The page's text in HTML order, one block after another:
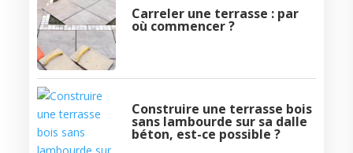
Carreler une terrasse : par
où commencer ?
Construire une terrasse bois
sans lambourde sur sa dalle
béton, est-ce possible ?